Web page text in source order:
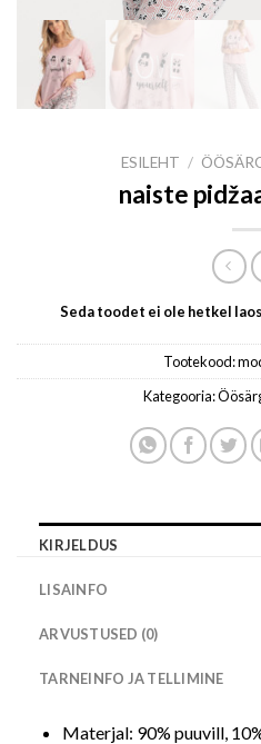
ESILEHT /
naiste
Seda toodet ei ole hetkel
Tootekood:
Kategooria:
KIRJELDUS
LISAINFO
ARVUSTUSED (0)
TARNEINFO JA TELLIMINE
Materjal: 90% puuvill,